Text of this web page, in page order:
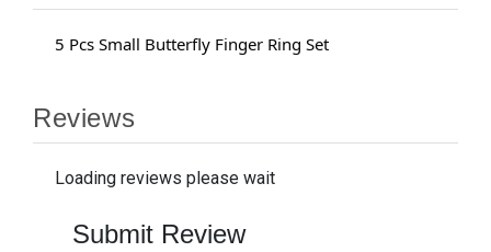
5 Pcs Small Butterfly Finger Ring Set
Reviews
Loading reviews please wait
Submit Review